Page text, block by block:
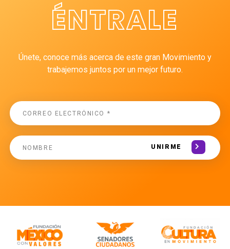
ÉNTRALE
Únete, conoce más acerca de este gran Movimiento y
trabajemos juntos por un mejor futuro.
UNIRME